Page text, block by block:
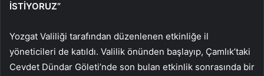
İSTİYORUZ”
Yozgat Valiliği tarafından düzenlenen etkinliğe il
yöneticileri de katıldı. Valilik önünden başlayıp, Çamlık’taki
Cevdet Dündar Göleti’nde son bulan etkinlik sonrasında bir